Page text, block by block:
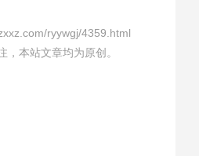
ryywgj/4359.html
，本站文章均为原创。